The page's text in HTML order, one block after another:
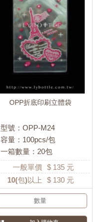
OPP折底印刷立體袋
型號：OPP-M24
容量：100pcs/包
一箱數量：20包
一般單價 $ 135 元
10(包)以上 $ 130 元